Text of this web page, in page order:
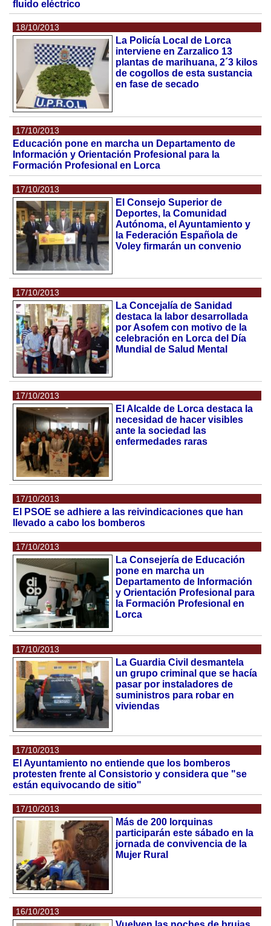
fluido eléctrico
18/10/2013
La Policía Local de Lorca
interviene en Zarzalico 13
plantas de marihuana, 2´3 kilos
de cogollos de esta sustancia
en fase de secado
17/10/2013
Educación pone en marcha un Departamento de
Información y Orientación Profesional para la
Formación Profesional en Lorca
17/10/2013
El Consejo Superior de
Deportes, la Comunidad
Autónoma, el Ayuntamiento y
la Federación Española de
Voley firmarán un convenio
17/10/2013
La Concejalía de Sanidad
destaca la labor desarrollada
por Asofem con motivo de la
celebración en Lorca del Día
Mundial de Salud Mental
17/10/2013
El Alcalde de Lorca destaca la
necesidad de hacer visibles
ante la sociedad las
enfermedades raras
17/10/2013
El PSOE se adhiere a las reivindicaciones que han
llevado a cabo los bomberos
17/10/2013
La Consejería de Educación
pone en marcha un
Departamento de Información
y Orientación Profesional para
la Formación Profesional en
Lorca
17/10/2013
La Guardia Civil desmantela
un grupo criminal que se hacía
pasar por instaladores de
suministros para robar en
viviendas
17/10/2013
El Ayuntamiento no entiende que los bomberos
protesten frente al Consistorio y considera que "se
están equivocando de sitio"
17/10/2013
Más de 200 lorquinas
participarán este sábado en la
jornada de convivencia de la
Mujer Rural
16/10/2013